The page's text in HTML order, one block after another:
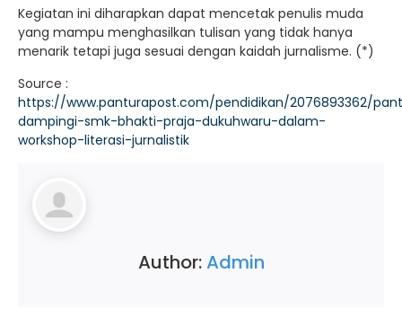
Kegiatan ini diharapkan dapat mencetak penulis muda
yang mampu menghasilkan tulisan yang tidak hanya
menarik tetapi juga sesuai dengan kaidah jurnalisme. (*)
Source :
https://www.panturapost.com/pendidikan/2076893362/
dampingi-smk-bhakti-praja-dukuhwaru-dalam-
workshop-literasi-jurnalistik
Author:Admin